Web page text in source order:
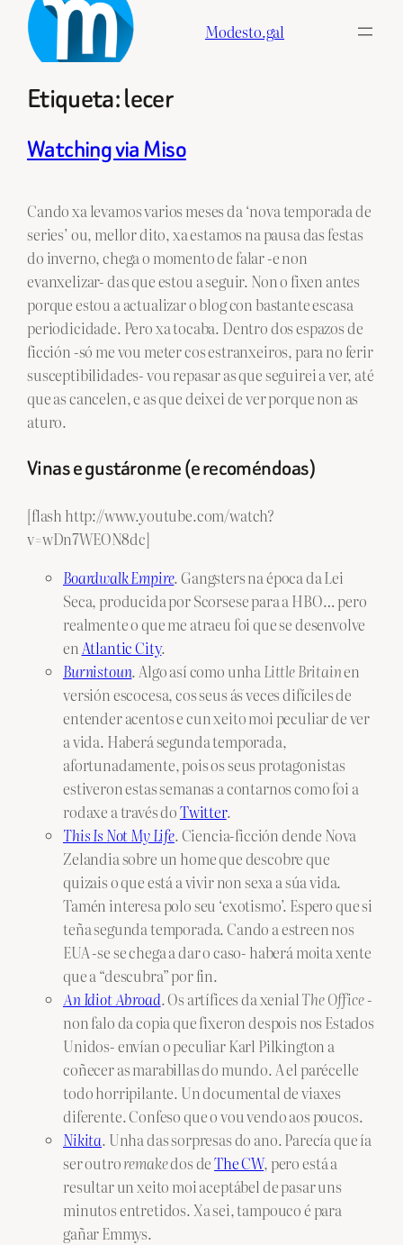
content
Modesto.gal
Etiqueta:lecer
Watching via Miso
Cando xa levamos varios meses da ‘nova temporada de
series’ ou, mellor dito, xa estamos na pausa das festas
do inverno, chega o momento de falar -e non
evanxelizar- das que estou a seguir. Non o fixen antes
porque estou a actualizar o blog con bastante escasa
periodicidade. Pero xa tocaba. Dentro dos espazos de
ficción -só me vou meter cos estranxeiros, para no ferir
susceptibilidades- vou repasar as que seguirei a ver, até
que as cancelen, e as que deixei de ver porque non as
aturo.
Vinas e gustáronme (e recoméndoas)
[flash http://www.youtube.com/watch?
v=wDn7WEON8dc]
Boardwalk Empire. Gangsters na época da Lei
Seca, producida por Scorsese para a HBO… pero
realmente o que me atraeu foi que se desenvolve
en Atlantic City.
Burnistoun. Algo así como unha Little Britainen
versión escocesa, cos seus ás veces difíciles de
entender acentos e cun xeito moi peculiar de ver
a vida. Haberá segunda temporada,
afortunadamente, pois os seus protagonistas
estiveron estas semanas a contarnos como foi a
rodaxe a través doTwitter.
This Is Not My Life. Ciencia-ficción dende Nova
Zelandia sobre un home que descobre que
quizais o que está a vivir non sexa a súa vida.
Tamén interesa polo seu ‘exotismo’. Espero que si
teña segunda temporada. Cando a estreen nos
EUA -se se chega a dar o caso- haberá moita xente
que a “descubra” por fin.
An Idiot Abroad. Os artífices da xenial The Office-
non falo da copia que fixeron despois nos Estados
Unidos- envían o peculiar Karl Pilkington a
coñecer as marabillas do mundo. A el parécelle
todo horripilante. Un documental de viaxes
diferente. Confeso que o vou vendo aos poucos.
Nikita. Unha das sorpresas do ano. Parecía que ía
ser outroremakedos deThe CW, pero está a
resultar un xeito moi aceptábel de pasar uns
minutos entretidos. Xa sei, tampouco é para
gañar Emmys.